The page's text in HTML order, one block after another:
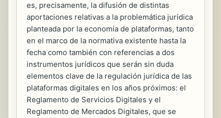
es, precisamente, la difusión de distintas
aportaciones relativas a la problemática jurídica
planteada por la economía de plataformas, tanto
en el marco de la normativa existente hasta la
fecha como también con referencias a dos
instrumentos jurídicos que serán sin duda
elementos clave de la regulación jurídica de las
plataformas digitales en los años próximos: el
Reglamento de Servicios Digitales y el
Reglamento de Mercados Digitales, que se